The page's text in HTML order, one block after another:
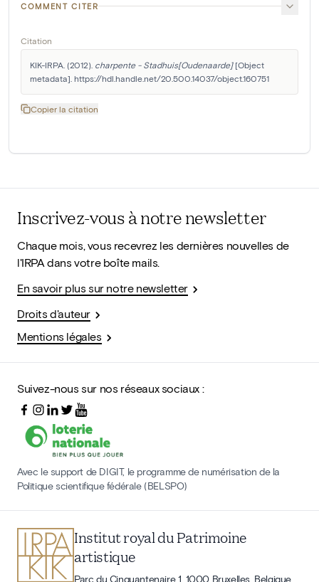
COMMENT CITER
Citation
KIK-IRPA. (2012). charpente - Stadhuis[Oudenaarde] [Object
metadata]. https://hdl.handle.net/20.500.14037/object.160751
Copier la citation
Inscrivez-vous à notre newsletter
Chaque mois, vous recevrez les dernières nouvelles de
l'IRPA dans votre boîte mails.
En savoir plus sur notre newsletter
Droits d'auteur
Mentions légales
Suivez-nous sur nos réseaux sociaux :
Avec le support de DIGIT, le programme de numérisation de la
Politique scientifique fédérale (BELSPO)
Institut royal du Patrimoine
artistique
Parc du Cinquantenaire 1, 1000 Bruxelles, Belgique